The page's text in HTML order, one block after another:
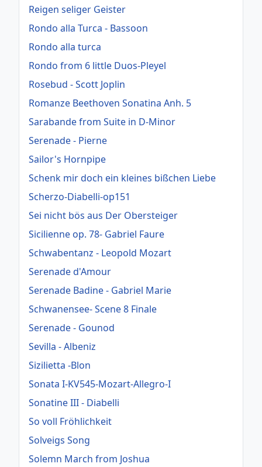
Reigen seliger Geister
Rondo alla Turca - Bassoon
Rondo alla turca
Rondo from 6 little Duos-Pleyel
Rosebud - Scott Joplin
Romanze Beethoven Sonatina Anh. 5
Sarabande from Suite in D-Minor
Serenade - Pierne
Sailor's Hornpipe
Schenk mir doch ein kleines bißchen Liebe
Scherzo-Diabelli-op151
Sei nicht bös aus Der Obersteiger
Sicilienne op. 78- Gabriel Faure
Schwabentanz - Leopold Mozart
Serenade d'Amour
Serenade Badine - Gabriel Marie
Schwanensee- Scene 8 Finale
Serenade - Gounod
Sevilla - Albeniz
Sizilietta -Blon
Sonata I-KV545-Mozart-Allegro-I
Sonatine III - Diabelli
So voll Fröhlichkeit
Solveigs Song
Solemn March from Joshua